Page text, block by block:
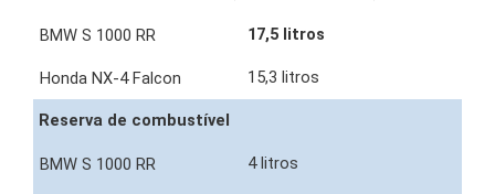
17,5 litros
15,3 litros
Reserva de combustível
4 litros